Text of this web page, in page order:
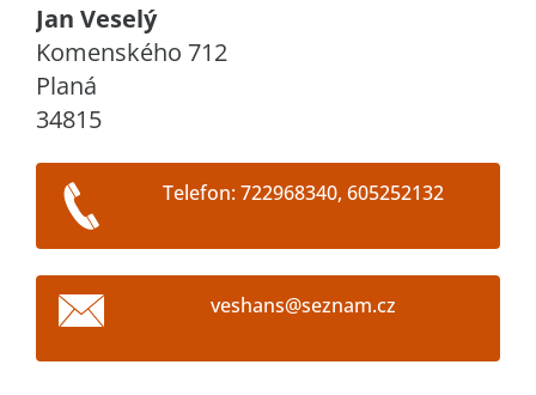
Jan Veselý
Komenského 712
Planá
34815
Telefon: 722968340, 605252132
veshans@seznam.cz